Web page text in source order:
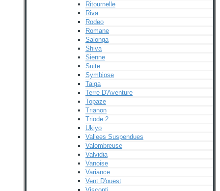
Ritournelle
Riva
Rodeo
Romane
Salonga
Shiva
Sienne
Suite
Symbiose
Taiga
Terre D'Aventure
Topaze
Trianon
Triode 2
Ukiyo
Vallees Suspendues
Valombreuse
Valvidia
Vanoise
Variance
Vent D'ouest